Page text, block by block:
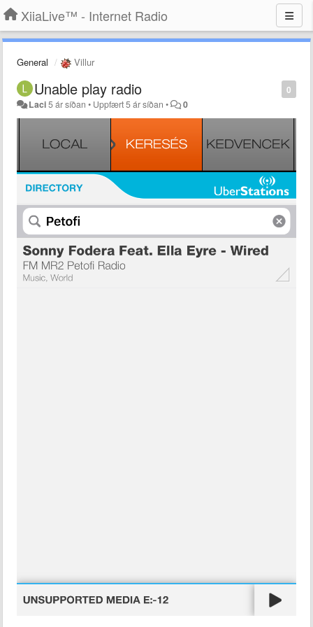
XiiaLive™ - Internet Radio
General Villur
0
Unable play radio
Laci5 ár síðan • Uppfært5 ár síðan • 0